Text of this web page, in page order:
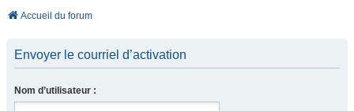
Accueil du forum
Envoyer le courriel d’activation
Nom d’utilisateur :